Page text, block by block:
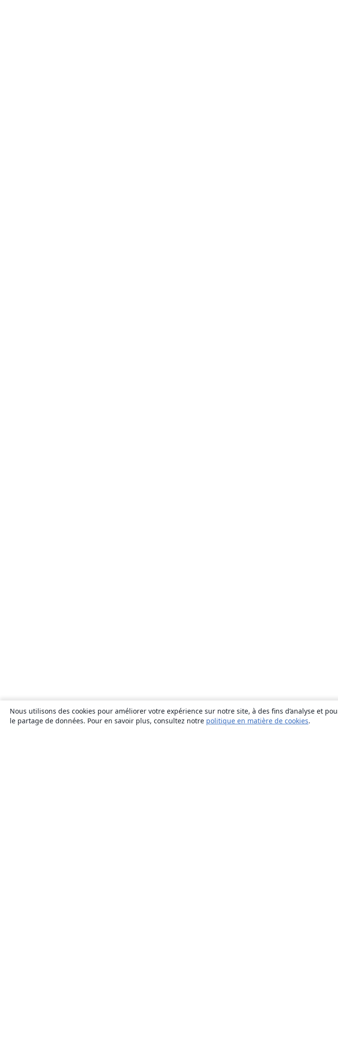
Nous utilisons des cookies pour améliorer votre expérience sur notre site, à des fins d’analyse et
le partage de données. Pour en savoir plus, consultez notre politique en matière de cookies.